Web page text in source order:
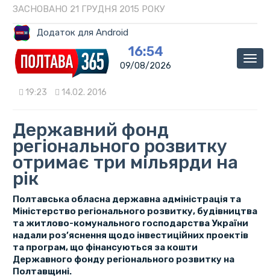
ЗАСНОВАНО 21 ГРУДНЯ 2015 РОКУ
Додаток для Android
16:54
09/08/2026
19:23 14.02. 2016
Державний фонд
регіонального розвитку
отримає три мільярди на
рік
Полтавська обласна державна адміністрація та
Міністерство регіонального розвитку, будівництва
та житлово-комунального господарства України
надали роз’яснення щодо інвестиційних проектів
та програм, що фінансуються за кошти
Державного фонду регіонального розвитку на
Полтавщині.